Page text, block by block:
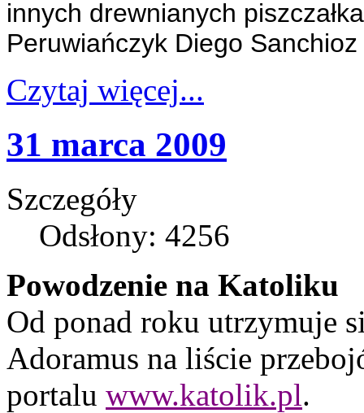
innych drewnianych
Peruwiańczyk Diego
Czytaj więcej...
31 marca 2009
Szczegóły
Odsłony: 4256
Powodzenie na Katoliku
Od ponad roku utrzymuje
Adoramus na liście
portalu www.katolik.pl.